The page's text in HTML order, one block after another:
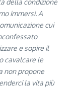
della condizione
immersi. A
cui
e sopire il
cavalcare le
non propone
la vita più